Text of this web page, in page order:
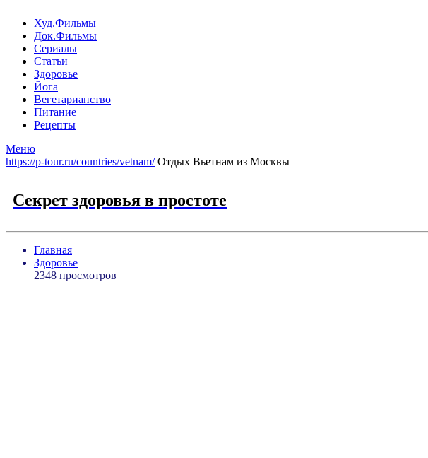
Худ.Фильмы
Док.Фильмы
Сериалы
Статьи
Здоровье
Йога
Вегетарианство
Питание
Рецепты
Меню
https://p-tour.ru/countries/vetnam/Отдых Вьетнам из Москвы
Секрет здоровья в простоте
Главная
Здоровье
2348 просмотров